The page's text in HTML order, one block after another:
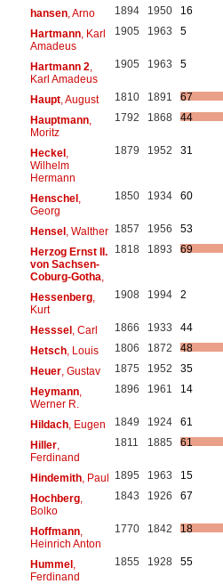
hansen, Arno 1894 1950
16
Hartmann, Karl
Amadeus
1905 1963 5
Hartmann 2
Karl Amadeus
1905 1963 5
Haupt, August 1810 1891
67
Hauptmann,
Moritz
1792 1868 44
Heckel,
Wilhelm
Hermann
1879 1952 31
Henschel,
Georg
1850 1934 60
Hensel, Walther 1857 1956
53
Herzog Ernst II.
von Sachsen-
Coburg-Gotha
1818 1893 69
Hessenberg,
Kurt
1908 1994 2
Hesssel, Carl 1866 1933
44
Hetsch, Louis 1806 1872
48
Heuer, Gustav 1875 1952
35
Heymann,
Werner R.
1896 1961 14
Hildach, Eugen 1849 1924
61
Hiller,
Ferdinand
1811 1885 61
Hindemith, Paul 1895 1963
15
Hochberg,
Bolko
1843 1926 67
Hoffmann,
Heinrich Anton
1770 1842 18
Hummel,
Ferdinand
1855 1928 55